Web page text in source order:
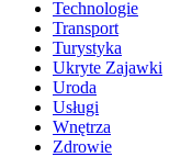
Technologie
Transport
Turystyka
Ukryte Zajawki
Uroda
Usługi
Wnętrza
Zdrowie